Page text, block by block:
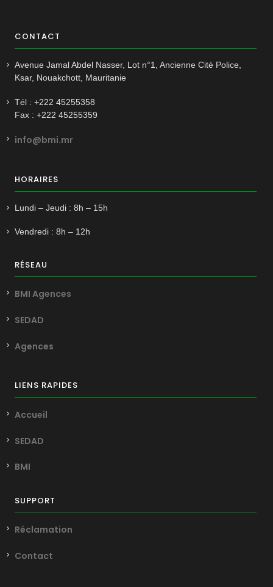
CONTACT
Avenue Jamal Abdel Nasser, Lot n°1, Ancienne Cité Police,
Ksar, Nouakchott, Mauritanie
Tél : +222 45255358
Fax : +222 45255359
info@bmi.mr
HORAIRES
Lundi – Jeudi : 8h – 15h
Vendredi : 8h – 12h
RÉSEAU
BMI Agences
SEDAD
Agences
LIENS RAPIDES
Accueil
SEDAD
BMI
SUPPORT
Réclamation
Contact